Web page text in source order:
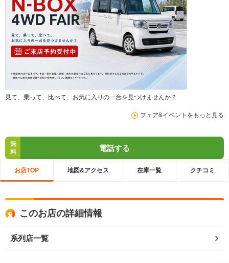
見て、乗って、比べて、お気に入りの一台を見つけませんか？
フェア&イベントをもっと見る
無
料
電話する
お店TOP 地図&アクセス 在庫一覧 クチコミ
このお店の詳細情報
系列店一覧